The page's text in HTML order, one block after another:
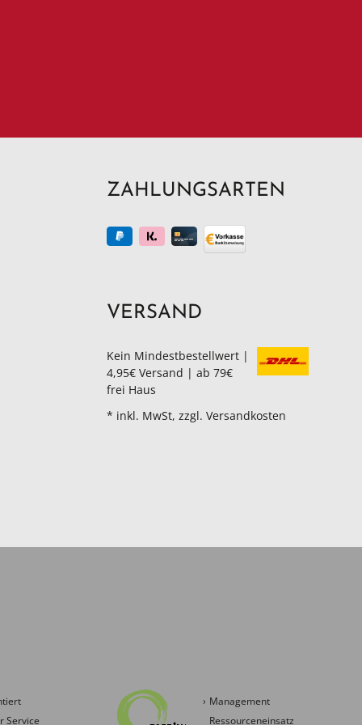
ZAHLUNGSARTEN
VERSAND
Kein Mindestbestellwert |
4,95€ Versand | ab 79€
frei Haus
* inkl. MwSt, zzgl. Versandkosten
Service
Management
Ressourceneinsatz